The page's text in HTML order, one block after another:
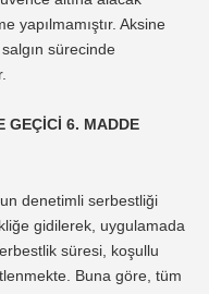
yapılmamıştır. Aksine
sürecinde
GEÇİCİ 6. MADDE
denetimli serbestliği
gidilerek, uygulamada
süresi, koşullu
Buna göre, tüm